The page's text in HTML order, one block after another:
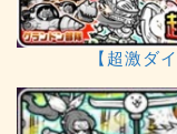
【超激ダ